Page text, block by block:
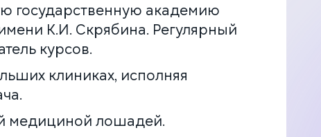
государственную академию
К.И. Скрябина. Регулярный
курсов.
клиниках, исполняя
медициной лошадей.